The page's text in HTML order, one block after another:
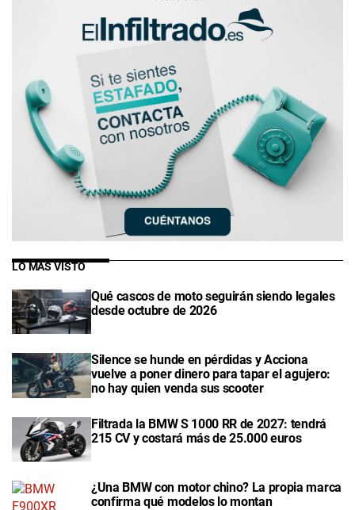
LO MÁS VISTO
Qué cascos de moto seguirán siendo legales
desde octubre de 2026
Silence se hunde en pérdidas y Acciona
vuelve a poner dinero para tapar el agujero:
no hay quien venda sus scooter
Filtrada la BMW S 1000 RR de 2027: tendrá
215 CV y costará más de 25.000 euros
¿Una BMW con motor chino? La propia marca
confirma qué modelos lo montan